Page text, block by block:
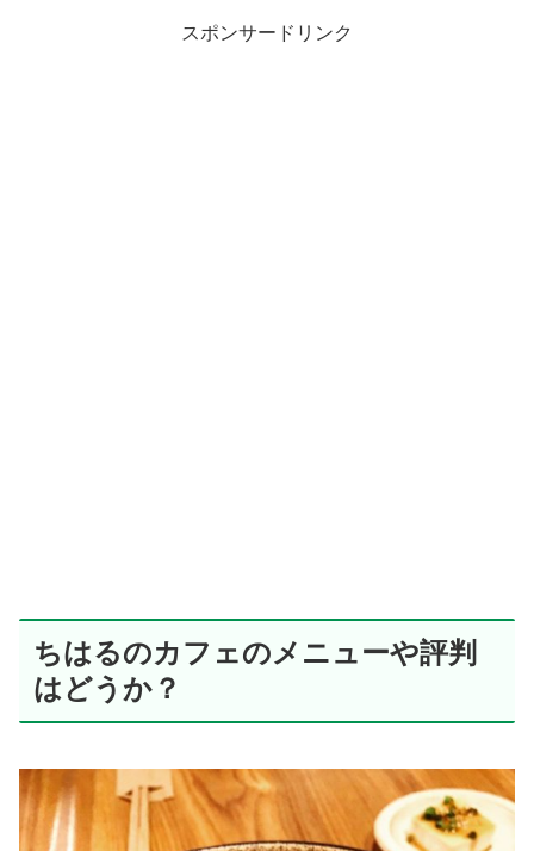
スポンサードリンク
ちはるのカフェのメニューや評判
はどうか？